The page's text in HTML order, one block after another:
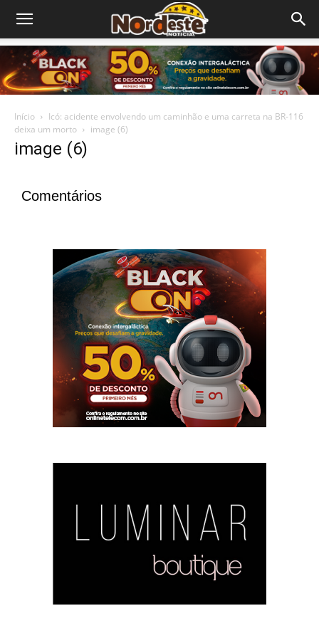
Início
Icó: acidente envolvendo um caminhão e uma carreta na BR-116
deixa um morto
image (6)
image (6)
Comentários